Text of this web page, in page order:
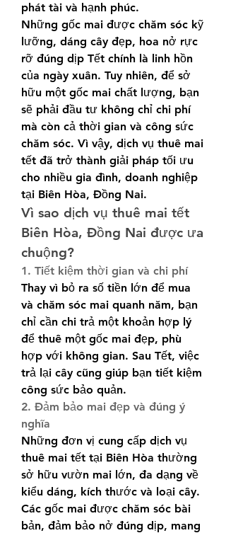
phát tài và hạnh phúc.
Những gốc mai được chăm sóc kỹ
lưỡng, dáng cây đẹp, hoa nở rực
rỡ đúng dịp Tết chính là linh hồn
của ngày xuân. Tuy nhiên, để sở
hữu một gốc mai chất lượng, bạn
sẽ phải đầu tư không chỉ chi phí
mà còn cả thời gian và công sức
chăm sóc. Vì vậy, dịch vụ thuê mai
tết đã trở thành giải pháp tối ưu
cho nhiều gia đình, doanh nghiệp
tại Biên Hòa, Đồng Nai.
Vì sao dịch vụ thuê mai tết
Biên Hòa, Đồng Nai được ưa
chuộng?
1. Tiết kiệm thời gian và chi phí
Thay vì bỏ ra số tiền lớn để mua
và chăm sóc mai quanh năm, bạn
chỉ cần chi trả một khoản hợp lý
để thuê một gốc mai đẹp, phù
hợp với không gian. Sau Tết, việc
trả lại cây cũng giúp bạn tiết kiệm
công sức bảo quản.
2. Đảm bảo mai đẹp và đúng ý
nghĩa
Những đơn vị cung cấp dịch vụ
thuê mai tết tại Biên Hòa thường
sở hữu vườn mai lớn, đa dạng về
kiểu dáng, kích thước và loại cây.
Các gốc mai được chăm sóc bài
bản, đảm bảo nở đúng dịp, mang